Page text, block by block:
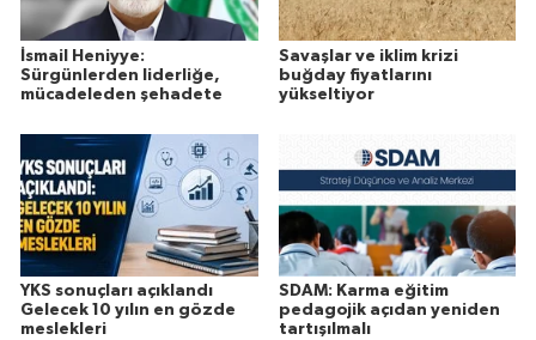
İsmail Heniyye:
Sürgünlerden liderliğe,
mücadeleden şehadete
Savaşlar ve iklim krizi
buğday fiyatlarını
yükseltiyor
YKS sonuçları açıklandı
Gelecek 10 yılın en gözde
meslekleri
SDAM: Karma eğitim
pedagojik açıdan yeniden
tartışılmalı